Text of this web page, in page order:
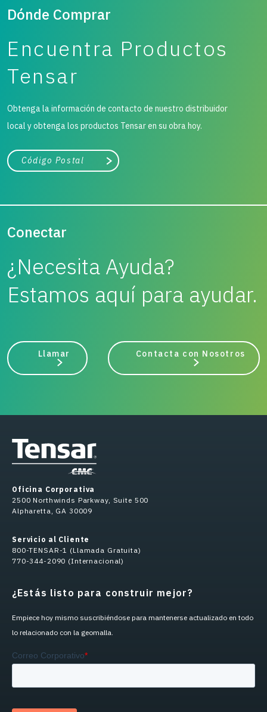
Dónde Comprar
Encuentra Productos
Tensar
Obtenga la información de contacto de nuestro distribuidor
local y obtenga los productos Tensar en su obra hoy.
Ciudad, estado o código postal
Buscar
Conectar
¿Necesita Ayuda?
Estamos aquí para ayudar.
Llamar Contacta con Nosotros
Oficina Corporativa
2500 Northwinds Parkway, Suite 500
Alpharetta, GA 30009
Servicio al Cliente
800-TENSAR-1 (Llamada Gratuita)
770-344-2090 (Internacional)
¿Estás listo para construir mejor?
Empiece hoy mismo suscribiéndose para mantenerse actualizado en todo
lo relacionado con la geomalla.